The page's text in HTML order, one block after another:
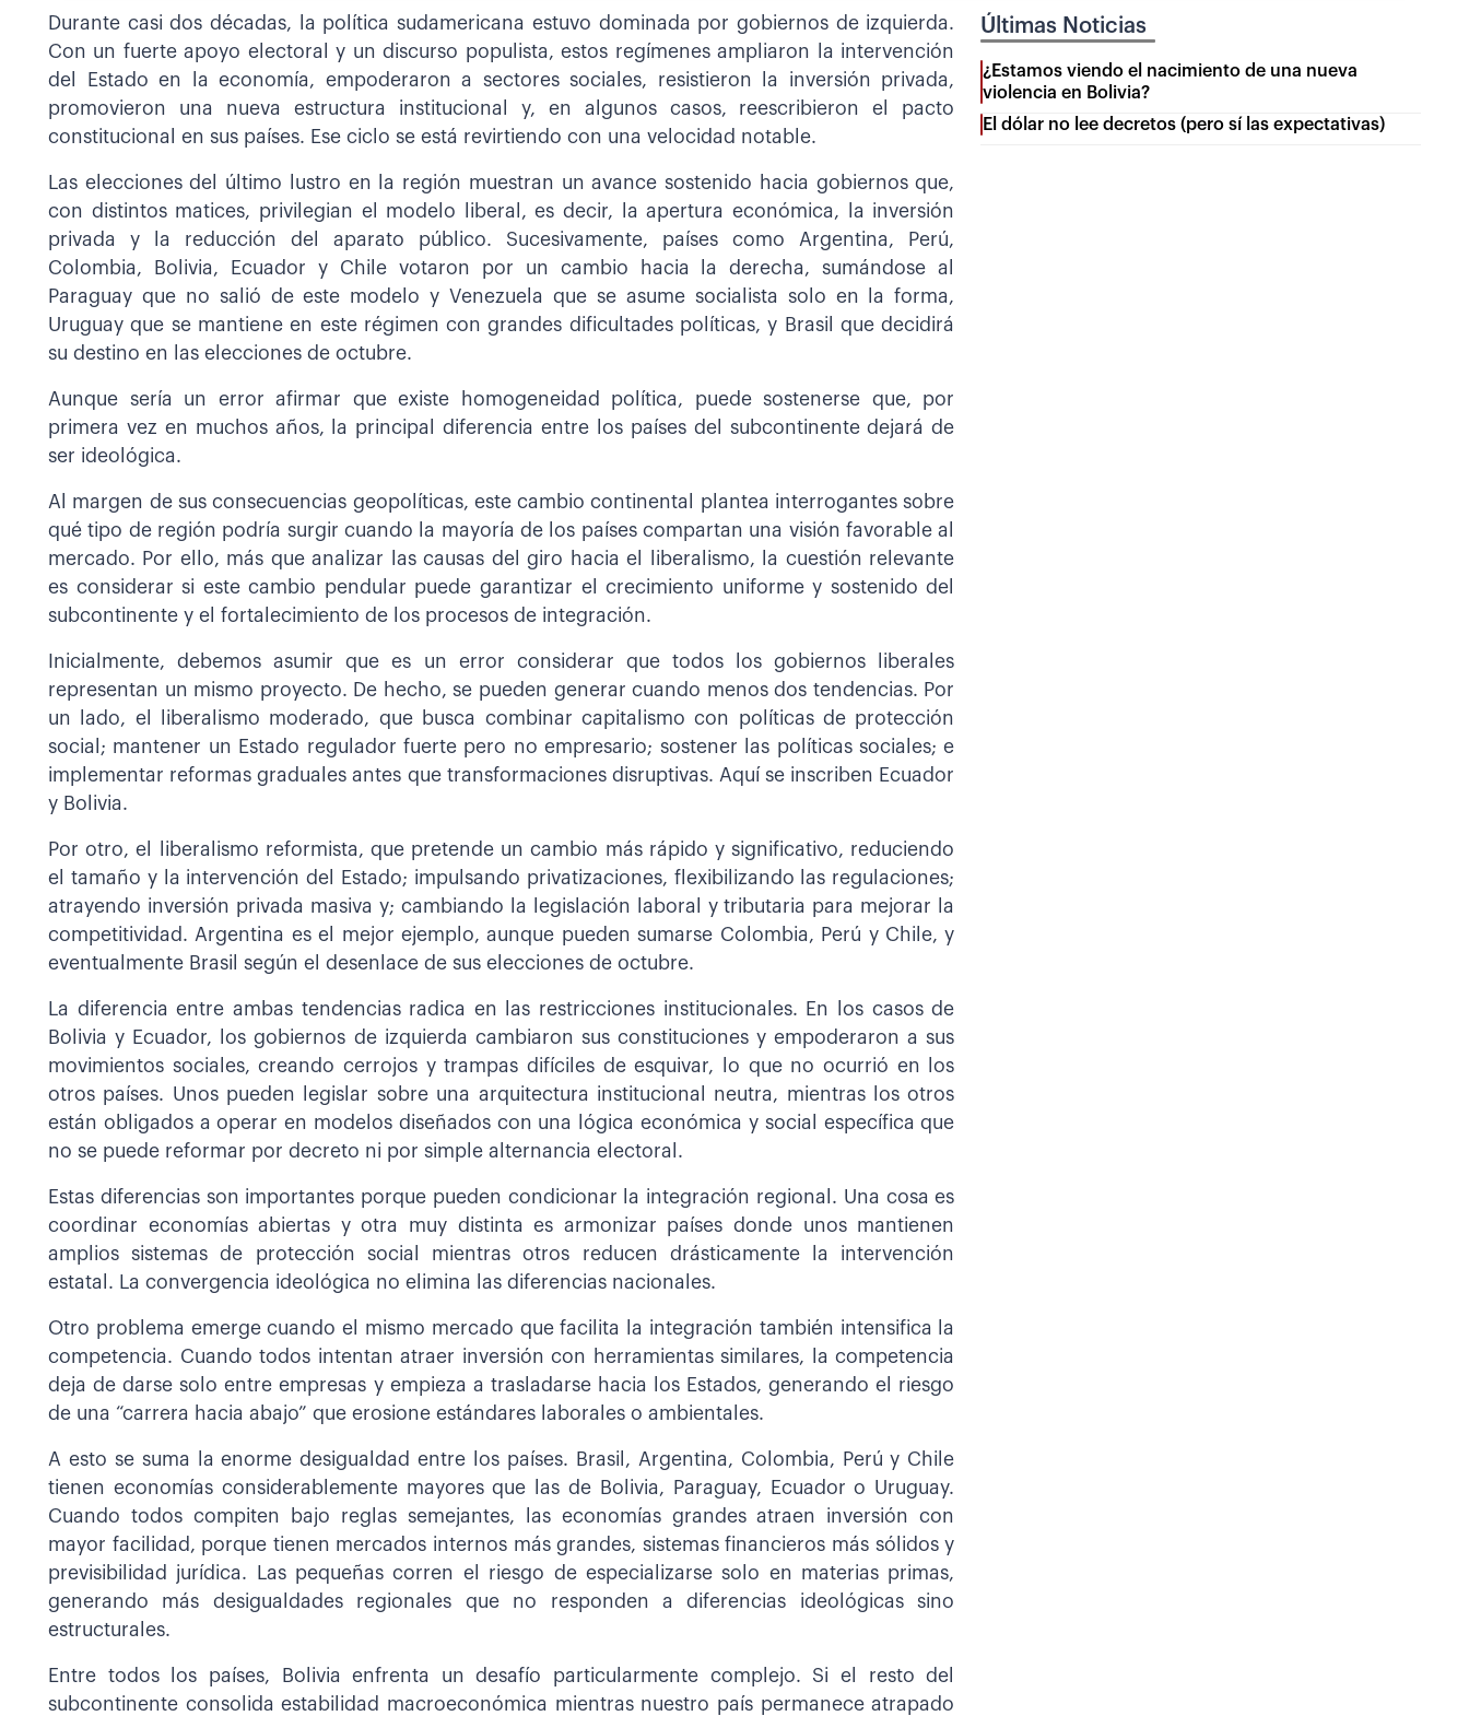
Durante casi dos décadas, la política sudamericana estuvo dominada por gobiernos de izquierda.
Con un fuerte apoyo electoral y un discurso populista, estos regímenes ampliaron la intervención
del Estado en la economía, empoderaron a sectores sociales, resistieron la inversión privada,
promovieron una nueva estructura institucional y, en algunos casos, reescribieron el pacto
constitucional en sus países. Ese ciclo se está revirtiendo con una velocidad notable.
Las elecciones del último lustro en la región muestran un avance sostenido hacia gobiernos que,
con distintos matices, privilegian el modelo liberal, es decir, la apertura económica, la inversión
privada y la reducción del aparato público. Sucesivamente, países como Argentina, Perú,
Colombia, Bolivia, Ecuador y Chile votaron por un cambio hacia la derecha, sumándose al
Paraguay que no salió de este modelo y Venezuela que se asume socialista solo en la forma,
Uruguay que se mantiene en este régimen con grandes dificultades políticas, y Brasil que decidirá
su destino en las elecciones de octubre.
Aunque sería un error afirmar que existe homogeneidad política, puede sostenerse que, por
primera vez en muchos años, la principal diferencia entre los países del subcontinente dejará de
ser ideológica.
Al margen de sus consecuencias geopolíticas, este cambio continental plantea interrogantes sobre
qué tipo de región podría surgir cuando la mayoría de los países compartan una visión favorable al
mercado. Por ello, más que analizar las causas del giro hacia el liberalismo, la cuestión relevante
es considerar si este cambio pendular puede garantizar el crecimiento uniforme y sostenido del
subcontinente y el fortalecimiento de los procesos de integración.
Inicialmente, debemos asumir que es un error considerar que todos los gobiernos liberales
representan un mismo proyecto. De hecho, se pueden generar cuando menos dos tendencias. Por
un lado, el liberalismo moderado, que busca combinar capitalismo con políticas de protección
social; mantener un Estado regulador fuerte pero no empresario; sostener las políticas sociales; e
implementar reformas graduales antes que transformaciones disruptivas. Aquí se inscriben Ecuador
y Bolivia.
Por otro, el liberalismo reformista, que pretende un cambio más rápido y significativo, reduciendo
el tamaño y la intervención del Estado; impulsando privatizaciones, flexibilizando las regulaciones;
atrayendo inversión privada masiva y; cambiando la legislación laboral y tributaria para mejorar la
competitividad. Argentina es el mejor ejemplo, aunque pueden sumarse Colombia, Perú y Chile, y
eventualmente Brasil según el desenlace de sus elecciones de octubre.
La diferencia entre ambas tendencias radica en las restricciones institucionales. En los casos de
Bolivia y Ecuador, los gobiernos de izquierda cambiaron sus constituciones y empoderaron a sus
movimientos sociales, creando cerrojos y trampas difíciles de esquivar, lo que no ocurrió en los
otros países. Unos pueden legislar sobre una arquitectura institucional neutra, mientras los otros
están obligados a operar en modelos diseñados con una lógica económica y social específica que
no se puede reformar por decreto ni por simple alternancia electoral.
Estas diferencias son importantes porque pueden condicionar la integración regional. Una cosa es
coordinar economías abiertas y otra muy distinta es armonizar países donde unos mantienen
amplios sistemas de protección social mientras otros reducen drásticamente la intervención
estatal. La convergencia ideológica no elimina las diferencias nacionales.
Otro problema emerge cuando el mismo mercado que facilita la integración también intensifica la
competencia. Cuando todos intentan atraer inversión con herramientas similares, la competencia
deja de darse solo entre empresas y empieza a trasladarse hacia los Estados, generando el riesgo
de una “carrera hacia abajo” que erosione estándares laborales o ambientales.
A esto se suma la enorme desigualdad entre los países. Brasil, Argentina, Colombia, Perú y Chile
tienen economías considerablemente mayores que las de Bolivia, Paraguay, Ecuador o Uruguay.
Cuando todos compiten bajo reglas semejantes, las economías grandes atraen inversión con
mayor facilidad, porque tienen mercados internos más grandes, sistemas financieros más sólidos y
previsibilidad jurídica. Las pequeñas corren el riesgo de especializarse solo en materias primas,
generando más desigualdades regionales que no responden a diferencias ideológicas sino
estructurales.
Entre todos los países, Bolivia enfrenta un desafío particularmente complejo. Si el resto del
subcontinente consolida estabilidad macroeconómica mientras nuestro país permanece atrapado
Últimas Noticias
¿Estamos viendo el nacimiento de una nueva
violencia en Bolivia?
El dólar no lee decretos (pero sí las expectativas)